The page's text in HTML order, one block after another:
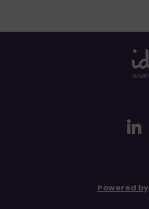
Powered by